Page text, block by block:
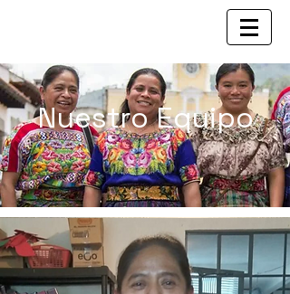
Nuestro Equipo